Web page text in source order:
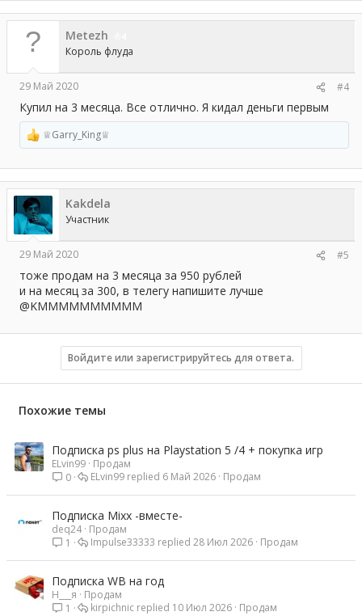
к
ц
и
и
Metezh
Король флуда
29 Май 2020 #4
Купил на 3 месяца. Все отлично. Я кидал деньги первым
Р
е
а
к
ц
и
и
:
♕Garry_King♕
Kakdela
Участник
29 Май 2020 #5
тоже продам на 3 месяца за 950 рублей
и на месяц за 300, в телегу напишите лучше
@KMMMMMMMMMM
Войдите или зарегистрируйтесь для ответа.
Похожие темы
Подписка ps plus на Playstation 5 /4 + покупка игр
ELvin99 Продам
0
Продам
6 Май 2026
ELvin99
Подписка Mixx -вместе-
deq24 Продам
1
Продам
28 Июл 2026
Impulse33333
Подписка WB на год
Н___я
Продам
1
Продам
10 Июл 2026
kirpichnic